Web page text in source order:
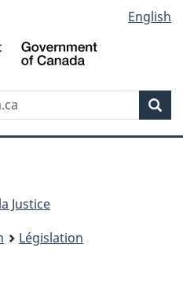
au
contenu
propos
de
la
HTML
simplifiée
English
Justice
Législation